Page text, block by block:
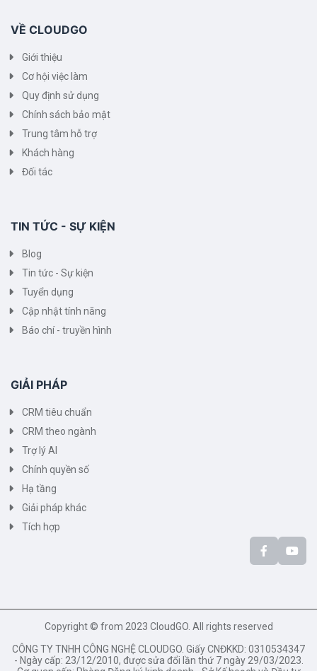
VỀ CLOUDGO
Giới thiệu
Cơ hội việc làm
Quy định sử dụng
Chính sách bảo mật
Trung tâm hỗ trợ
Khách hàng
Đối tác
TIN TỨC - SỰ KIỆN
Blog
Tin tức - Sự kiện
Tuyển dụng
Cập nhật tính năng
Báo chí - truyền hình
GIẢI PHÁP
CRM tiêu chuẩn
CRM theo ngành
Trợ lý AI
Chính quyền số
Hạ tầng
Giải pháp khác
Tích hợp
Copyright © from 2023 CloudGO. All rights reserved
CÔNG TY TNHH CÔNG NGHỆ CLOUDGO. Giấy CNĐKKD: 0310534347
- Ngày cấp: 23/12/2010, được sửa đổi lần thứ 7 ngày 29/03/2023.